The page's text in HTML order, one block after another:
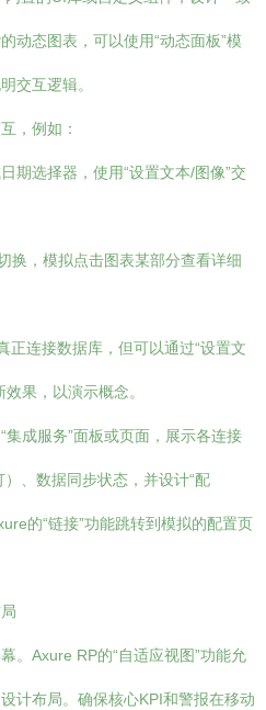
动态图表，可以使用“动态面板”模
交互逻辑。
，例如：
期选择器，使用“设置文本/图像”交
换，模拟点击图表某部分查看详细
正连接数据库，但可以通过“设置文
果，以演示概念。
成服务”面板或页面，展示各连接
、数据同步状态，并设计“配
的“链接”功能跳转到模拟的配置页
。Axure RP的“自适应视图”功能允
计布局。确保核心KPI和警报在移动